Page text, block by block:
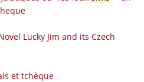
Lucky Jim and its Czech
et tchèque